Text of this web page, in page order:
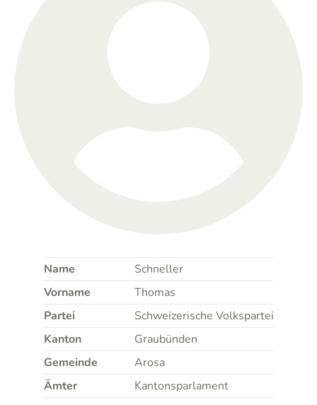
Name
Schneller
Vorname
Thomas
Partei
Schweizerische Volkspartei
Kanton
Graubünden
Gemeinde
Arosa
Ämter
Kantonsparlament